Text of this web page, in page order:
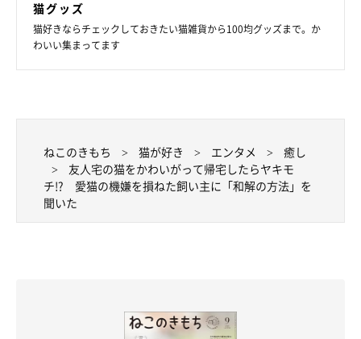
さかもとちゃんとの暮らしは、毎日が楽しい
♪
猫グッズ
猫好きならチェックしておきたい猫雑貨から100均グッズまで。か
わいい集まってます
ねこのきもち 猫が好き エンタメ
癒し
友人宅の猫をかわいがって帰宅したらヤキモ
チ!? 愛猫の機嫌を損ねた飼い主に「和解の方法」を
聞いた